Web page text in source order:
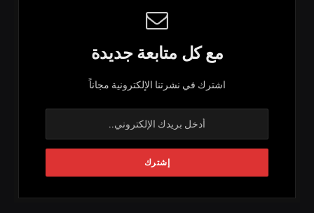
مع كل متابعة جديدة
اشترك في نشرتنا الإلكترونية مجاناً